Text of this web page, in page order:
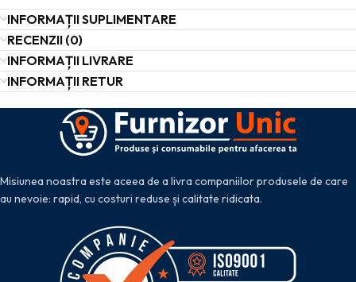
INFORMAȚII SUPLIMENTARE
RECENZII (0)
INFORMAȚII LIVRARE
INFORMAȚII RETUR
Misiunea noastra este aceea de a livra companiilor produsele de care
au nevoie: rapid, cu costuri reduse și calitate ridicata.